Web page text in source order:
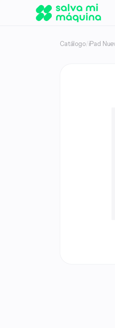
Catálogo/ iPad